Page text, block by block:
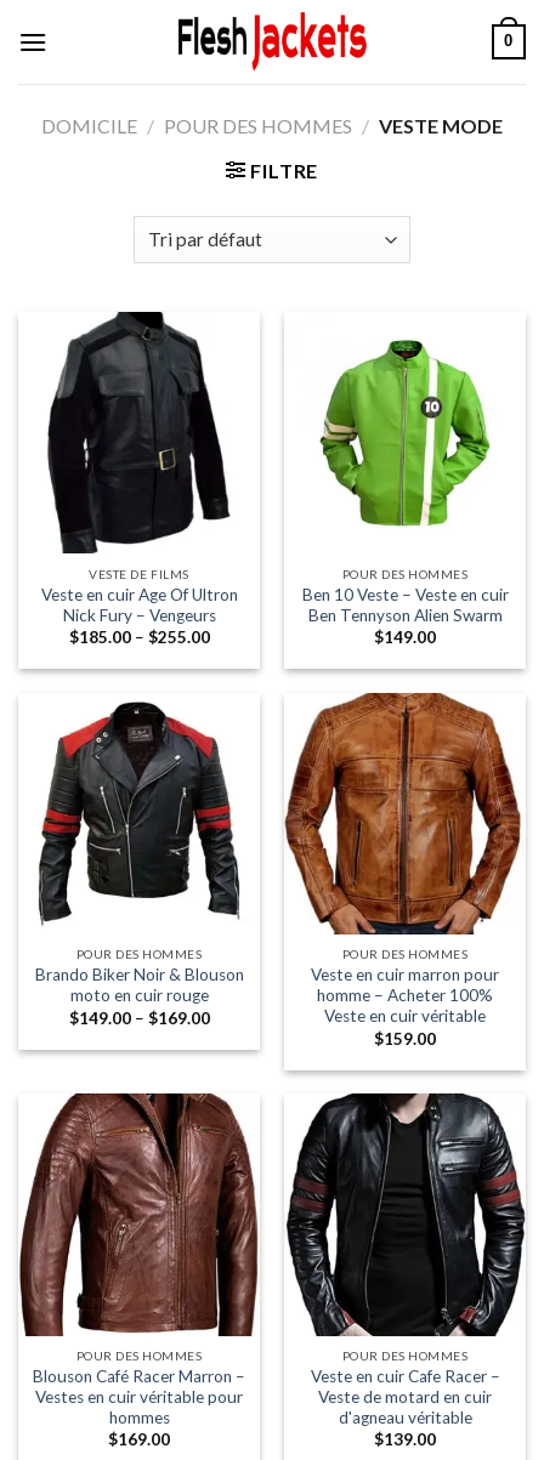
0
DOMICILE / POUR DES HOMMES / VESTE MODE
FILTRE
VESTE DE FILMS
Veste en cuir Age Of Ultron
Nick Fury – Vengeurs
$185.00 – $255.00Fourchette:
à
$255.00
POUR DES HOMMES
Ben 10 Veste – Veste en cuir
Ben Tennyson Alien Swarm
$149.00
POUR DES HOMMES
Brando Biker Noir & Blouson
moto en cuir rouge
$149.00 – $169.00Fourchette:
à
POUR DES HOMMES
Veste en cuir marron pour
homme – Acheter 100%
Veste en cuir véritable
$159.00
POUR DES HOMMES
Blouson Café Racer Marron –
Vestes en cuir véritable pour
hommes
$169.00
POUR DES HOMMES
Veste en cuir Cafe Racer –
Veste de motard en cuir
d'agneau véritable
$139.00